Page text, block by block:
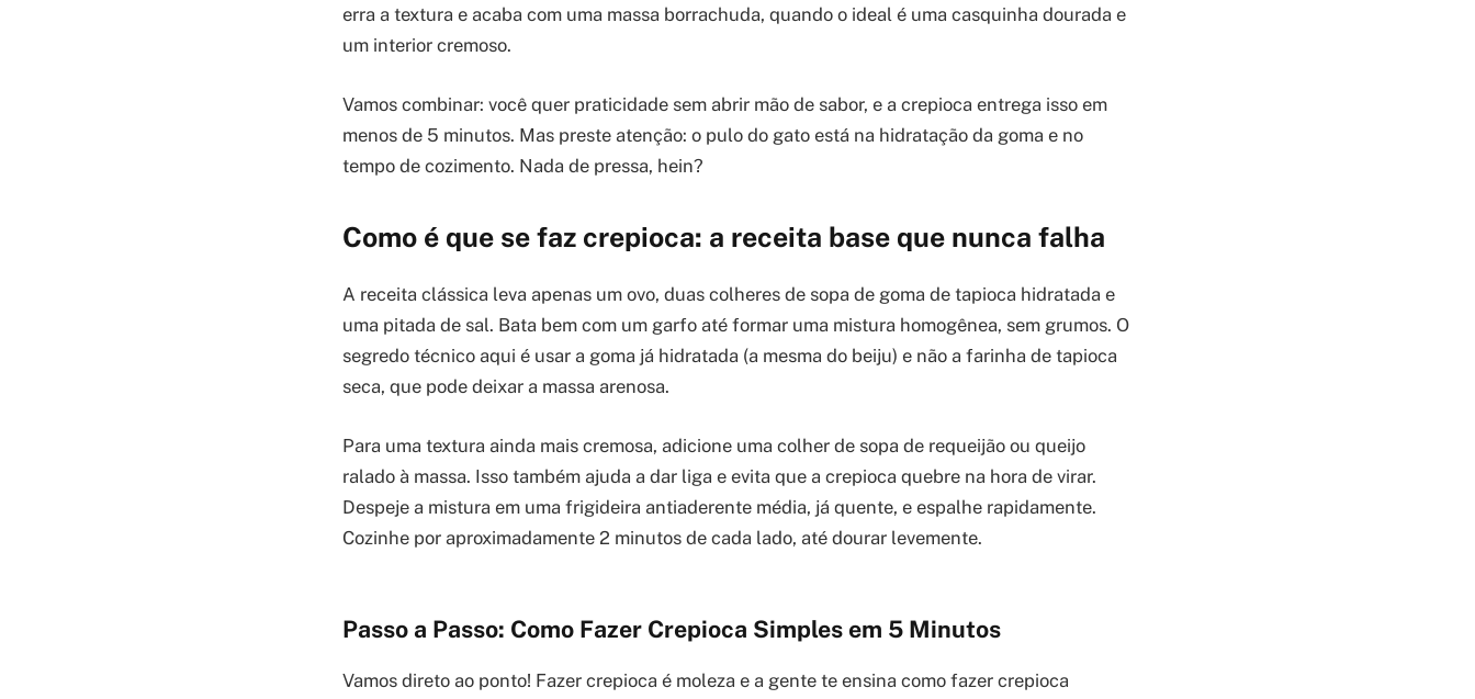
erra a textura e acaba com uma massa borrachuda, quando o ideal é uma casquinha dourada e
um interior cremoso.
Vamos combinar: você quer praticidade sem abrir mão de sabor, e a crepioca entrega isso em
menos de 5 minutos. Mas preste atenção: o pulo do gato está na hidratação da goma e no
tempo de cozimento. Nada de pressa, hein?
Como é que se faz crepioca: a receita base que nunca falha
A receita clássica leva apenas um ovo, duas colheres de sopa de goma de tapioca hidratada e
uma pitada de sal. Bata bem com um garfo até formar uma mistura homogênea, sem grumos. O
segredo técnico aqui é usar a goma já hidratada (a mesma do beiju) e não a farinha de tapioca
seca, que pode deixar a massa arenosa.
Para uma textura ainda mais cremosa, adicione uma colher de sopa de requeijão ou queijo
ralado à massa. Isso também ajuda a dar liga e evita que a crepioca quebre na hora de virar.
Despeje a mistura em uma frigideira antiaderente média, já quente, e espalhe rapidamente.
Cozinhe por aproximadamente 2 minutos de cada lado, até dourar levemente.
Passo a Passo: Como Fazer Crepioca Simples em 5 Minutos
Vamos direto ao ponto! Fazer crepioca é moleza e a gente te ensina como fazer crepioca